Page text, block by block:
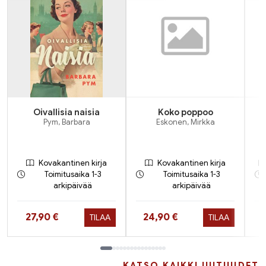
Oivallisia naisia
Pym, Barbara
Kovakantinen kirja
Toimitusaika 1-3
arkipäivää
Hinta nyt
27,90 € TILAA
Koko poppoo
Eskonen, Mirkka
Kovakantinen kirja
Toimitusaika 1-3
arkipäivää
Hinta nyt
24,90 € TILAA